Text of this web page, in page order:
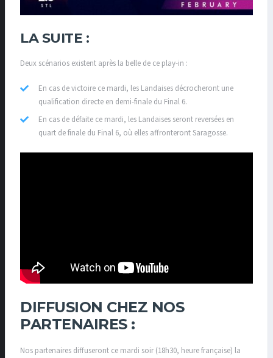
LA SUITE :
Deux scénarios existent après la belle de ce play-in :
En cas de victoire ce mardi, les Landaises décrocheront une
qualification directe en demi-finale du Final 6.
En cas de défaite ce mardi, les Landaises seront reversées en
quart de finale du Final 6, où elles affronteront Saragosse.
DIFFUSION CHEZ NOS
PARTENAIRES :
Nos partenaires diffuseront ce mardi soir (18h30, heure française) la